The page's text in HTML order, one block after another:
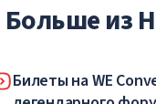
Больше из
Билеты на WE